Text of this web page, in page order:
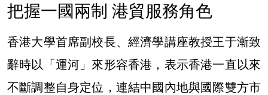
把握一國兩制 港貿服務角色
香港大學首席副校長、經濟學講座教授王于漸致
辭時以「運河」來形容香港，表示香港一直以來
不斷調整自身定位，連結中國內地與國際雙方市